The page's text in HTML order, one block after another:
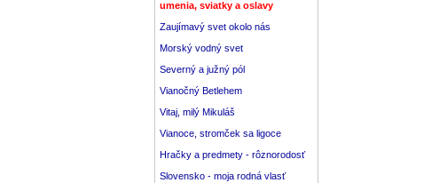
umenia, sviatky a oslavy
Zaujímavý svet okolo nás
Morský vodný svet
Severný a južný pól
Vianočný Betlehem
Vitaj, milý Mikuláš
Vianoce, stromček sa ligoce
Hračky a predmety - rôznorodosť
Slovensko - moja rodná vlasť